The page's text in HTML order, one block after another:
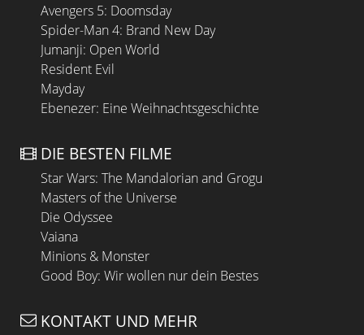
Avengers 5: Doomsday
Spider-Man 4: Brand New Day
Jumanji: Open World
Resident Evil
Mayday
Ebenezer: Eine Weihnachtsgeschichte
DIE BESTEN FILME
Star Wars: The Mandalorian and Grogu
Masters of the Universe
Die Odyssee
Vaiana
Minions & Monster
Good Boy: Wir wollen nur dein Bestes
KONTAKT UND MEHR